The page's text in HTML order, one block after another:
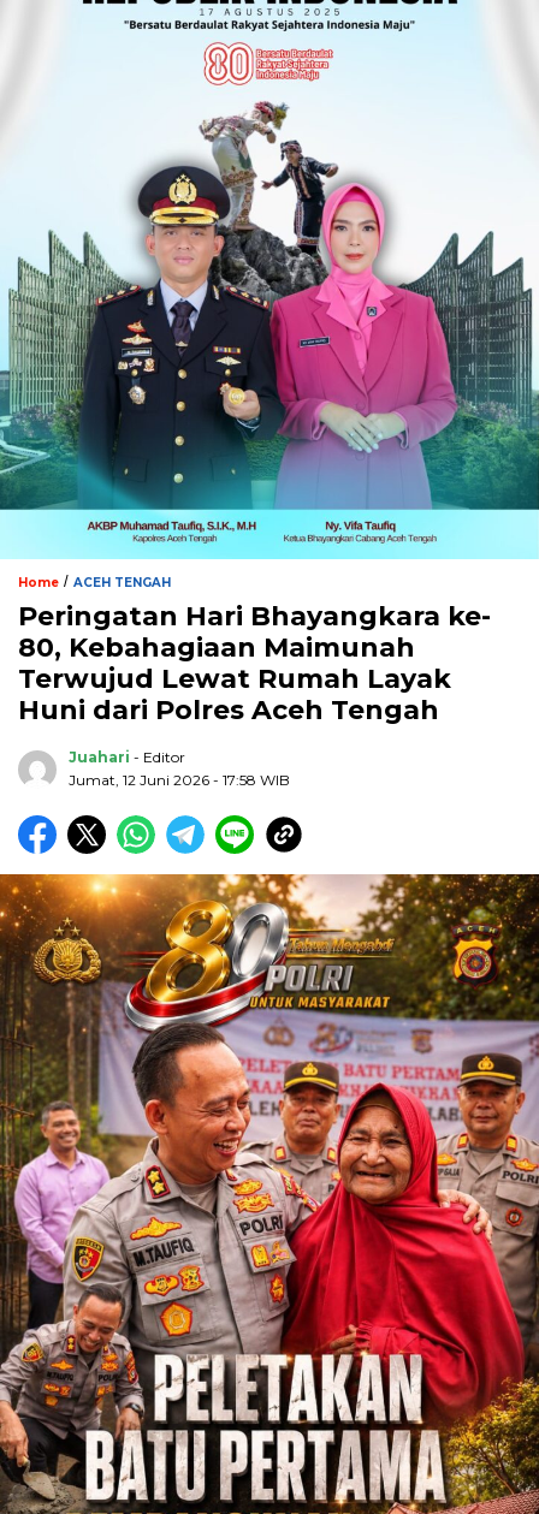
Home / ACEH TENGAH
Peringatan Hari Bhayangkara ke-
80, Kebahagiaan Maimunah
Terwujud Lewat Rumah Layak
Huni dari Polres Aceh Tengah
Juahari - Editor
Jumat, 12 Juni 2026 - 17:58 WIB